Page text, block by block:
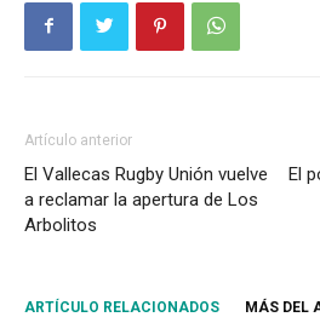
Artículo anterior
El Vallecas Rugby Unión vuelve
a reclamar la apertura de Los
Arbolitos
El
ARTÍCULO RELACIONADOS MÁS DEL